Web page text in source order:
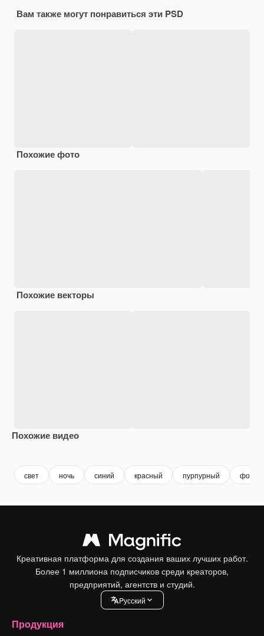
Вам также могут понравиться эти PSD
Похожие фото
Похожие векторы
Похожие видео
свет ночь синий красный пурпурный фон
Креативная платформа для создания ваших лучших работ.
Более 1 миллиона подписчиков среди креаторов,
предприятий, агентств и студий.
Pусский
Продукция